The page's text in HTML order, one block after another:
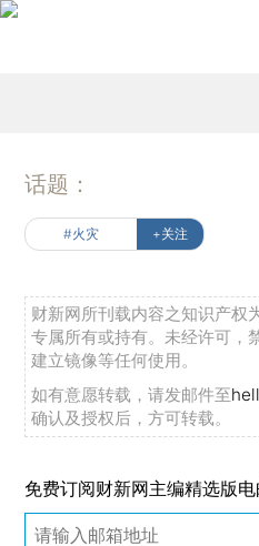
话题：
#火灾 +关注
财新网所刊载内容之知识产权
专属所有或持有。未经许可，
建立镜像等任何使用。
如有意愿转载，请发邮件至
确认及授权后，方可转载。
免费订阅财新网主编精选版电